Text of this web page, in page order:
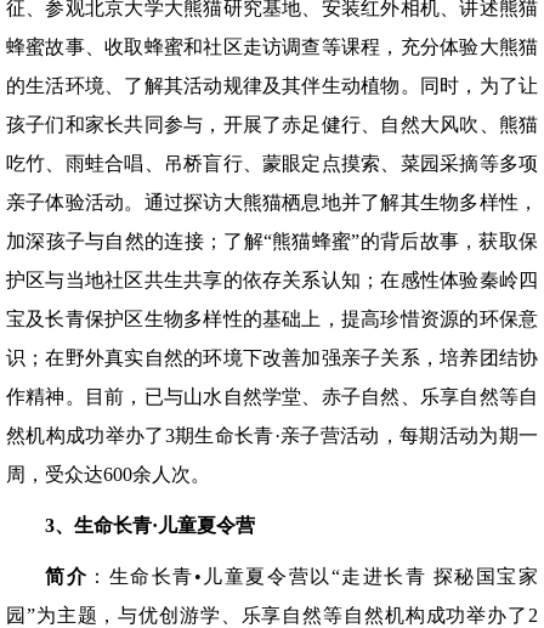
征、参观北京大学大熊猫研究基地、安装红外相机、讲述熊猫
蜂蜜故事、收取蜂蜜和社区走访调查等课程，充分体验大熊猫
的生活环境、了解其活动规律及其伴生动植物。同时，为了让
孩子们和家长共同参与，开展了赤足健行、自然大风吹、熊猫
吃竹、雨蛙合唱、吊桥盲行、蒙眼定点摸索、菜园采摘等多项
亲子体验活动。通过探访大熊猫栖息地并了解其生物多样性，
加深孩子与自然的连接；了解“熊猫蜂蜜”的背后故事，获取保
护区与当地社区共生共享的依存关系认知；在感性体验秦岭四
宝及长青保护区生物多样性的基础上，提高珍惜资源的环保意
识；在野外真实自然的环境下改善加强亲子关系，培养团结协
作精神。目前，已与山水自然学堂、赤子自然、乐享自然等自
然机构成功举办了3期生命长青·亲子营活动，每期活动为期一
周，受众达600余人次。
3、 生命长青·儿童夏令营
简介 ：生命长青•儿童夏令营以“走进长青 探秘国宝家
园”为主题，与优创游学、乐享自然等自然机构成功举办了2